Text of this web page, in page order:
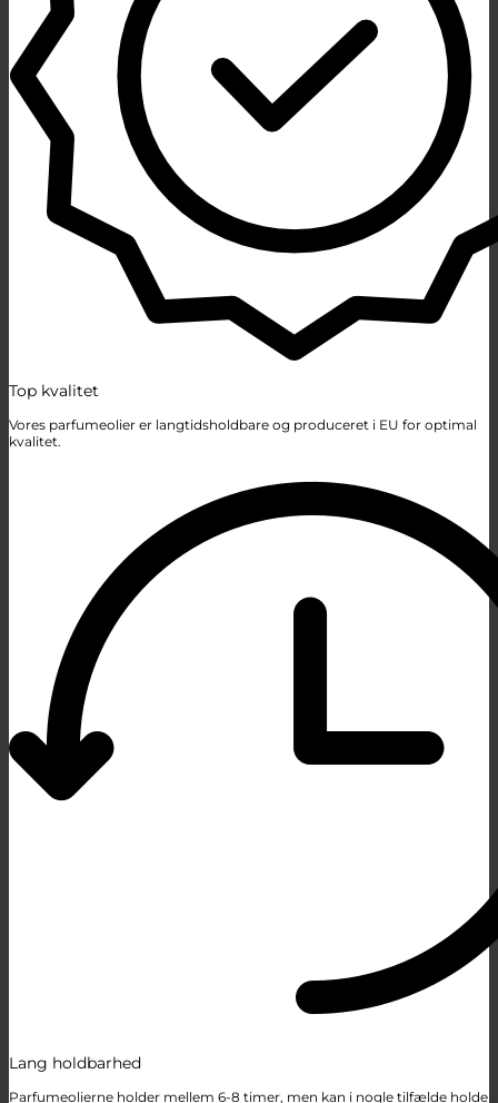
Top kvalitet
Vores parfumeolier er langtidsholdbare og produceret i EU for optimal
kvalitet.
Lang holdbarhed
Parfumeolierne holder mellem 6-8 timer, men kan i nogle tilfælde holde